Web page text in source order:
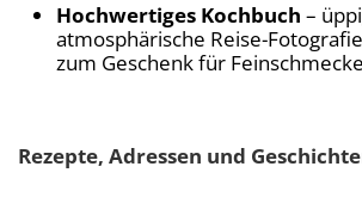
Hochwertiges Kochbuch –
atmosphärische Reise-
zum Geschenk für
Rezepte, Adressen und